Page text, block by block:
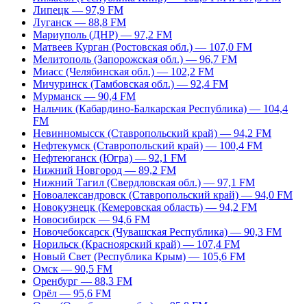
Липецк — 97,9 FM
Луганск — 88,8 FM
Мариуполь (ДНР) — 97,2 FM
Матвеев Курган (Ростовская обл.) — 107,0 FM
Мелитополь (Запорожская обл.) — 96,7 FM
Миасс (Челябинская обл.) — 102,2 FM
Мичуринск (Тамбовская обл.) — 92,4 FM
Мурманск — 90,4 FM
Нальчик (Кабардино-Балкарская Республика) — 104,4
FM
Невинномысск (Ставропольский край) — 94,2 FM
Нефтекумск (Ставропольский край) — 100,4 FM
Нефтеюганск (Югра) — 92,1 FM
Нижний Новгород — 89,2 FM
Нижний Тагил (Свердловская обл.) — 97,1 FM
Новоалександровск (Ставропольский край) — 94,0 FM
Новокузнецк (Кемеровская область) — 94,2 FM
Новосибирск — 94,6 FM
Новочебоксарск (Чувашская Республика) — 90,3 FM
Норильск (Красноярский край) — 107,4 FM
Новый Свет (Республика Крым) — 105,6 FM
Омск — 90,5 FM
Оренбург — 88,3 FM
Орёл — 95,6 FM